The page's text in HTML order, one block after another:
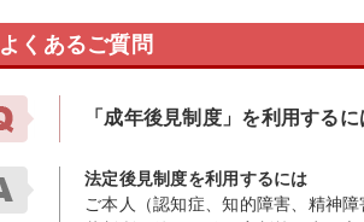
よくあるご質問
「成年後見制度」を利用する
法定後見制度を利用するには
ご本人（認知症、知的障害、精神